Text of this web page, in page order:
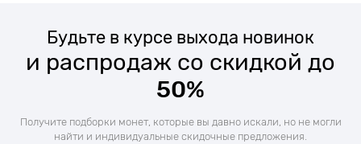
Будьте в курсе выхода новинок
и распродаж со скидкой до
50%
Получите подборки монет, которые вы давно искали, но не могли
найти и индивидуальные скидочные предложения.